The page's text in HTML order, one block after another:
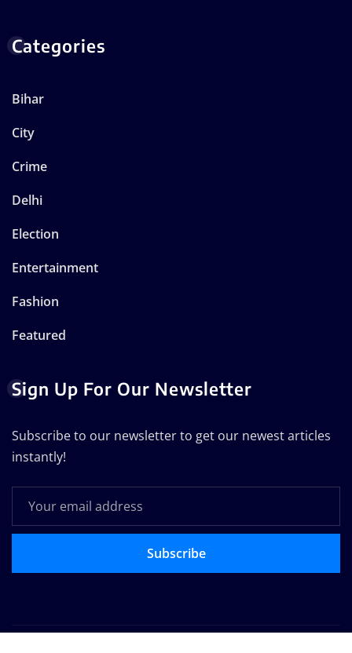
Categories
Bihar
City
Crime
Delhi
Election
Entertainment
Fashion
Featured
Sign Up For Our Newsletter
Subscribe to our newsletter to get our newest articles
instantly!
Subscribe